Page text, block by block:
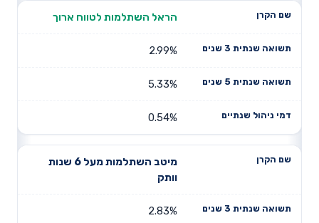
הראל השתלמות לטווח ארוך
2.99%
5.33%
0.54%
מיטב השתלמות מעל 6 שנות
וותק
2.83%